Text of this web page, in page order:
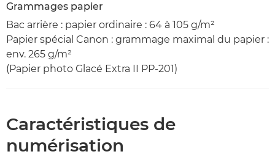
Grammages papier
Bac arrière : papier ordinaire : 64 à 105 g/m²
Papier spécial Canon : grammage maximal du papier :
env. 265 g/m²
(Papier photo Glacé Extra II PP-201)
Caractéristiques de
numérisation